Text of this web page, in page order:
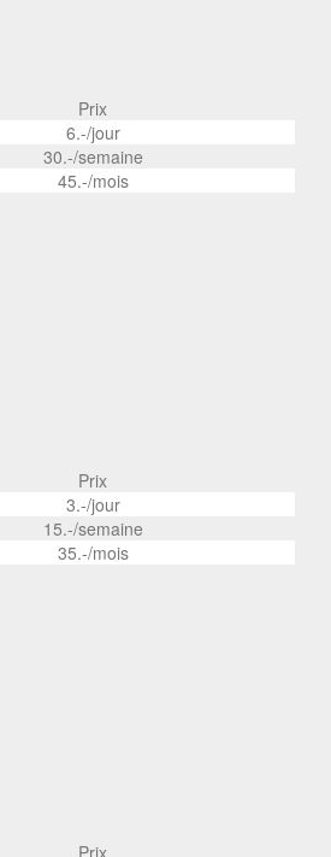
Prix
6.-/jour
30.-/semaine
45.-/mois
Prix
3.-/jour
15.-/semaine
35.-/mois